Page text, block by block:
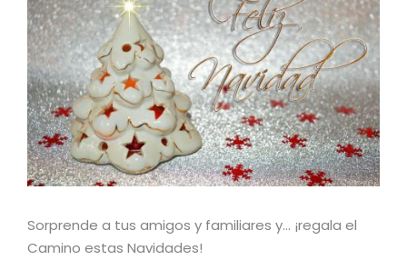
Sorprende a tus amigos y familiares y… ¡regala el
Camino estas Navidades!